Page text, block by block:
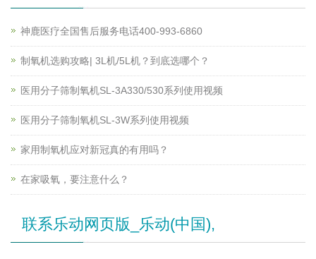
神鹿医疗全国售后服务电话400-993-6860
制氧机选购攻略| 3L机/5L机？到底选哪个？
医用分子筛制氧机SL-3A330/530系列使用视频
医用分子筛制氧机SL-3W系列使用视频
家用制氧机应对新冠真的有用吗？
在家吸氧，要注意什么？
联系乐动网页版_乐动(中国),